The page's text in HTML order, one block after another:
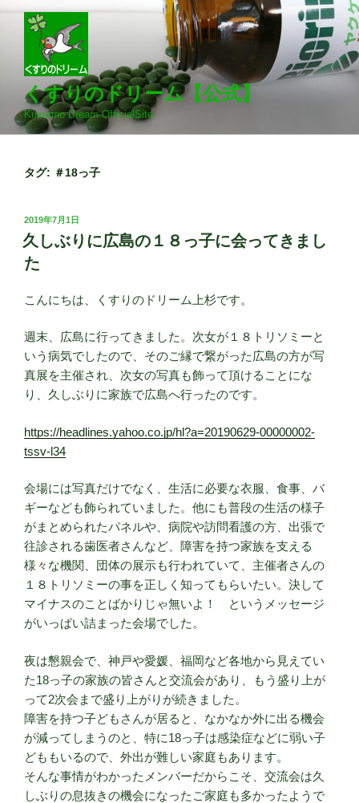
コ
くすりのドリーム【公式】
Kusurino Dream OfficialSite
タグ: ＃18っ子
投
稿
日:
2019年7月1日
久しぶりに広島の１８っ子に会ってきまし
た
こんにちは、くすりのドリーム上杉です。
週末、広島に行ってきました。次女が１８トリソミーと
いう病気でしたので、そのご縁で繋がった広島の方が写
真展を主催され、次女の写真も飾って頂けることにな
り、久しぶりに家族で広島へ行ったのです。
https://headlines.yahoo.co.jp/hl?a=20190629-00000002-
tssv-l34
会場には写真だけでなく、生活に必要な衣服、食事、バ
ギーなども飾られていました。他にも普段の生活の様子
がまとめられたパネルや、病院や訪問看護の方、出張で
往診される歯医者さんなど、障害を持つ家族を支える
様々な機関、団体の展示も行われていて、主催者さんの
１８トリソミーの事を正しく知ってもらいたい。決して
マイナスのことばかりじゃ無いよ！ というメッセージ
がいっぱい詰まった会場でした。
夜は懇親会で、神戸や愛媛、福岡など各地から見えてい
た18っ子の家族の皆さんと交流会があり、もう盛り上が
って2次会まで盛り上がりが続きました。
障害を持つ子どもさんが居ると、なかなか外に出る機会
が減ってしまうのと、特に18っ子は感染症などに弱い子
どももいるので、外出が難しい家庭もあります。
そんな事情がわかったメンバーだからこそ、交流会は久
しぶりの息抜きの機会になったご家庭も多かったようで